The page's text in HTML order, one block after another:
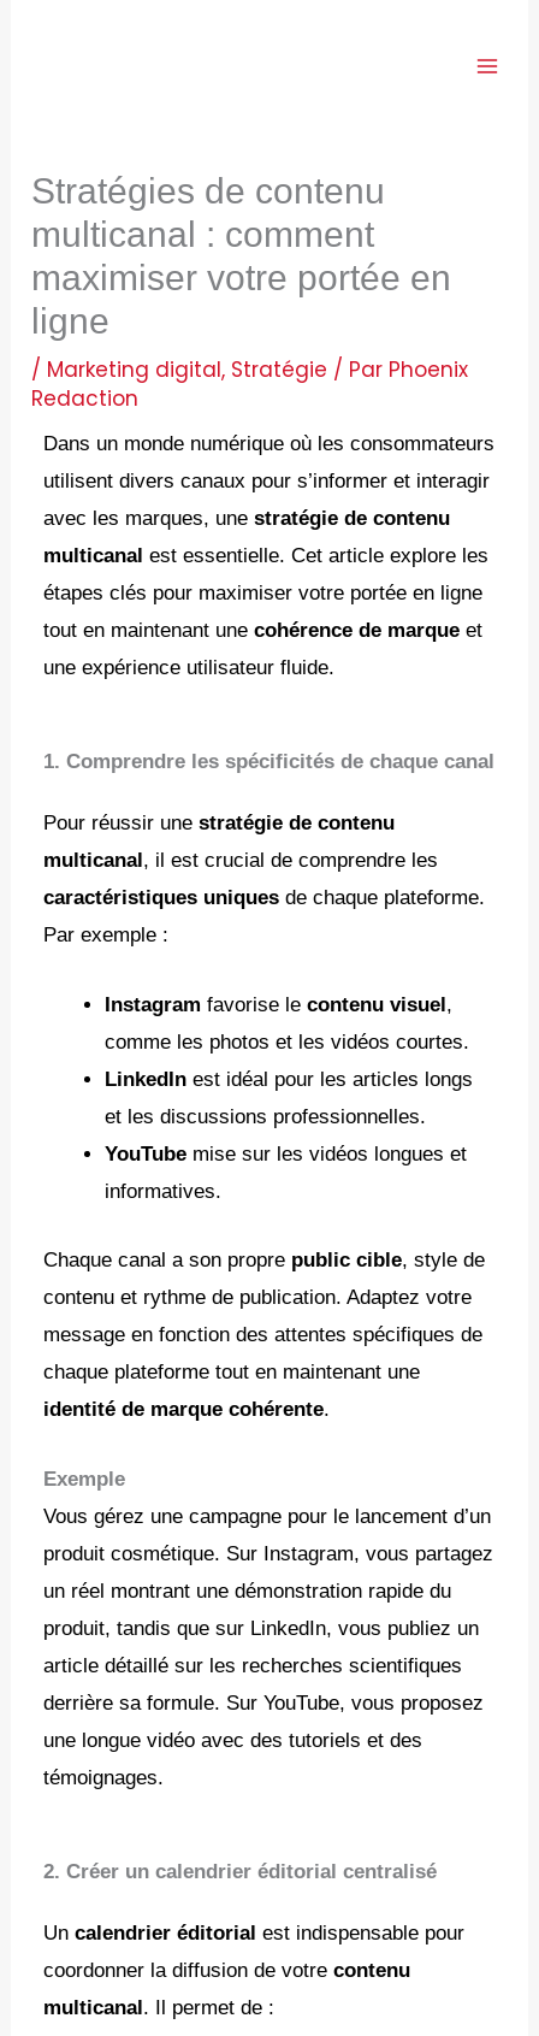
Stratégies de contenu
multicanal : comment
maximiser votre portée en
ligne
/ Marketing digital, Stratégie / Par Phoenix
Redaction
Dans un monde numérique où les consommateurs
utilisent divers canaux pour s’informer et interagir
avec les marques, unestratégie de contenu
multicanal est essentielle. Cet article explore les
étapes clés pour maximiser votre portée en ligne
tout en maintenant unecohérence de marque et
une expérience utilisateur fluide.
1. Comprendre les spécificités de chaque canal
Pour réussir unestratégie de contenu
multicanal , il est crucial de comprendre les
caractéristiques uniques de chaque plateforme.
Par exemple :
Instagram favorise lecontenu visuel ,
comme les photos et les vidéos courtes.
LinkedIn est idéal pour les articles longs
et les discussions professionnelles.
YouTube mise sur les vidéos longues et
informatives.
Chaque canal a son propre public cible, style de
contenu et rythme de publication. Adaptez votre
message en fonction des attentes spécifiques de
chaque plateforme tout en maintenant une
identité de marque cohérente.
Exemple
Vous gérez une campagne pour le lancement d’un
produit cosmétique. Sur Instagram, vous partagez
un réel montrant une démonstration rapide du
produit, tandis que sur LinkedIn, vous publiez un
article détaillé sur les recherches scientifiques
derrière sa formule. Sur YouTube, vous proposez
une longue vidéo avec des tutoriels et des
témoignages.
2. Créer un calendrier éditorial centralisé
Uncalendrier éditorial est indispensable pour
coordonner la diffusion de votrecontenu
multicanal . Il permet de :